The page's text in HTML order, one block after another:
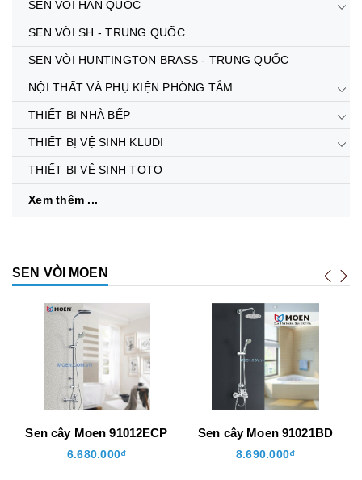
SEN VÒI HÀN QUỐC
SEN VÒI SH - TRUNG QUỐC
SEN VÒI HUNTINGTON BRASS - TRUNG QUỐC
NỘI THẤT VÀ PHỤ KIỆN PHÒNG TẮM
THIẾT BỊ NHÀ BẾP
THIẾT BỊ VỆ SINH KLUDI
THIẾT BỊ VỆ SINH TOTO
Xem thêm ...
SEN VÒI MOEN
Sen cây Moen 91012ECP
6.680.000₫
Sen cây Moen 91021BD
8.690.000₫